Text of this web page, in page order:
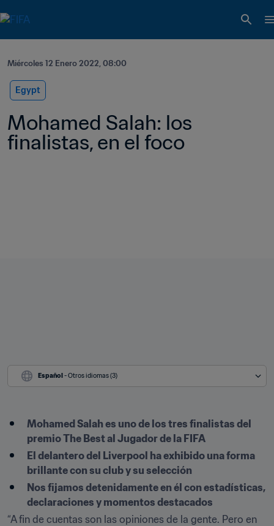
Miércoles 12 Enero 2022, 08:00
Egypt
Mohamed Salah: los
finalistas, en el foco
Español - Otros idiomas (3)
Mohamed Salah es uno de los tres finalistas del
premio The Best al Jugador de la FIFA
El delantero del Liverpool ha exhibido una forma
brillante con su club y su selección
Nos fijamos detenidamente en él con estadísticas,
declaraciones y momentos destacados
“A fin de cuentas son las opiniones de la gente. Pero en